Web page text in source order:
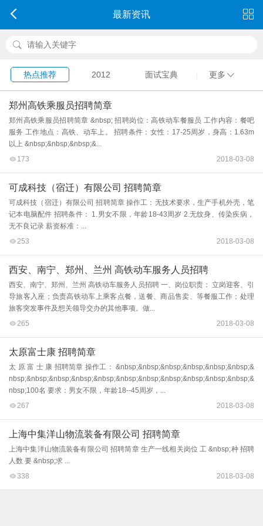
最新资讯
热点推荐 2012 面试宝典 更多
郑州高铁乘服员招聘简章
郑州高铁乘服员招聘简章 &nbsp; 招聘岗位：高铁动车餐服员 工作内容：餐吧
服务 工作地点：高铁、动车上。 招聘条件：女性：17-25周岁，身高：1.63m
以上 &nbsp;&nbsp;&nbsp;&...
173
2018-03-08
可成科技（宿迁）有限公司 招聘简章
可成科技（宿迁）有限公司 招聘简章 操作工：无技术要求，生产手机外壳，笔
记本电脑配件 招聘条件： 1.男女不限，年龄18-43周岁 2.无纹身、传染疾病，
无不良记录 薪资标准：...
253
2018-03-08
西安、南宁、郑州、兰州 高铁动车服务人员招聘
西安、南宁、郑州、兰州 高铁动车服务人员招聘 一、岗位职责： 立岗迎客、引
导旅客入座；负责高铁动车上乘客点餐，送餐、商品售卖、等餐服工作；处理
旅客突发事件及想关领导交办的其他事项。做...
265
2018-03-08
太原富士康 招聘简章
太 原 富 士 康 招聘简章 操作工： &nbsp;&nbsp;&nbsp;&nbsp;&nbsp;&nbsp;&
nbsp;&nbsp;&nbsp;&nbsp;&nbsp;&nbsp;&nbsp;&nbsp;&nbsp;&nbsp;&nbsp;&
nbsp;100名 要求：男女不限，年龄18--45周岁，...
267
2018-03-08
上海中集洋山物流装备有限公司 招聘简章
上海中集洋山物流装备有限公司 招聘简章 生产一线相关岗位 工 &nbsp;种 招聘
人数 要 &nbsp;求 ...
338
2018-03-08